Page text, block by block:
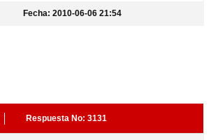
Fecha: 2010-06-06 21:54
Respuesta No: 3131